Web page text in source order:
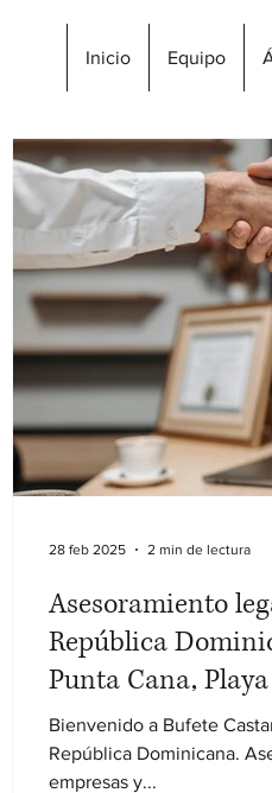
Inicio Equipo
Asesoramiento
República
Punta Cana,
Romana y Casa
Bienvenido a Bufete
República Dominicana.
empresas y...
28 feb 2025 2 min de lectura